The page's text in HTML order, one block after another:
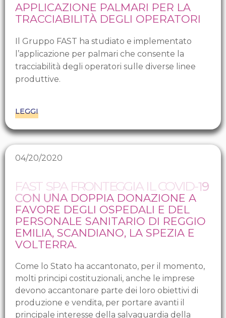
APPLICAZIONE PALMARI PER LA
TRACCIABILITÀ DEGLI OPERATORI
Il Gruppo FAST ha studiato e implementato
l’applicazione per palmari che consente la
tracciabilità degli operatori sulle diverse linee
produttive.
LEGGI
04/20/2020
FAST SPA FRONTEGGIA IL COVID-19
CON UNA DOPPIA DONAZIONE A
FAVORE DEGLI OSPEDALI E DEL
PERSONALE SANITARIO DI REGGIO
EMILIA, SCANDIANO, LA SPEZIA E
VOLTERRA.
Come lo Stato ha accantonato, per il momento,
molti principi costituzionali, anche le imprese
devono accantonare parte dei loro obiettivi di
produzione e vendita, per portare avanti il
principale interesse della salvaguardia della